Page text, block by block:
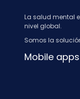
La salud mental
nivel global.
Somos la
Mobile apps